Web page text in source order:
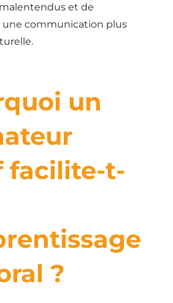
et de
une communication plus
un
facilite-t-
?